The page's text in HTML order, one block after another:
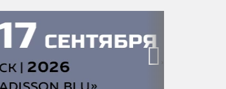
›